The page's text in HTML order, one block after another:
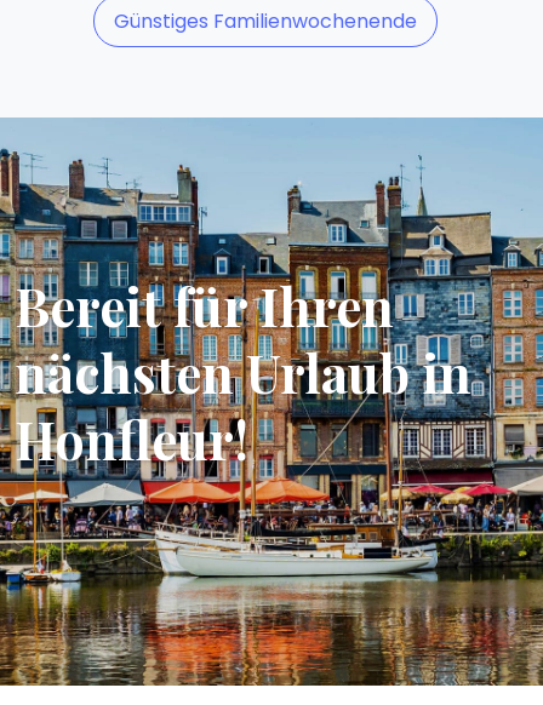
Günstiges Familienwochenende
Bereit für Ihren
nächsten Urlaub in
Honfleur!